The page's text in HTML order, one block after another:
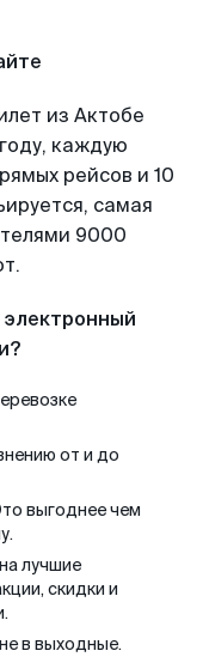
из Актобе
каждую
рейсов и 10
самая
9000
от и до
выгоднее чем
лучшие
скидки и
в выходные.